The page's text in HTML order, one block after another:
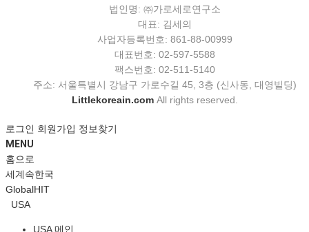
법인명: ㈜가로세로연구소
대표: 김세의
사업자등록번호: 861-88-00999
대표번호: 02-597-5588
팩스번호: 02-511-5140
주소: 서울특별시 강남구 가로수길 45, 3층 (신사동, 대영빌딩)
Littlekoreain.com All rights reserved.
로그인 회원가입 정보찾기
MENU
홈으로
세계속한국
GlobalHIT
USA
USA 메인